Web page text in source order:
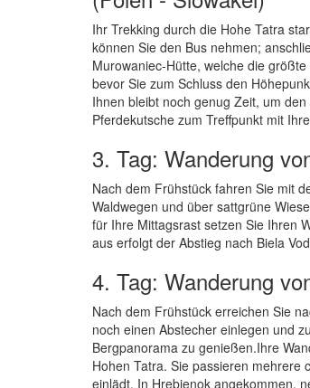
Ihr Trekking durch die Hohe Tatra
können Sie den Bus nehmen;
Murowaniec-Hütte, welche die
bevor Sie zum Schluss den
Ihnen bleibt noch genug Zeit, um
Pferdekutsche zum Treffpunkt mit
3. Tag: Wanderung
Nach dem Frühstück fahren Sie mit
Waldwegen und über sattgrüne
für Ihre Mittagsrast setzen Sie Ihren
aus erfolgt der Abstieg nach Biela
4. Tag: Wanderung
Nach dem Frühstück erreichen Sie
noch einen Abstecher einlegen und
Bergpanorama zu genießen.Ihre
Hohen Tatra. Sie passieren mehrere
einlädt. In Hrebienok angekommen,